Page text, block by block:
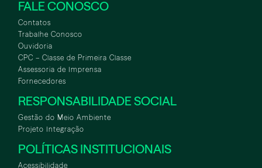
FALE CONOSCO
Contatos
Trabalhe Conosco
Ouvidoria
CPC – Classe de Primeira Classe
Assessoria de Imprensa
Fornecedores
RESPONSABILIDADE SOCIAL
Gestão do Meio Ambiente
Projeto Integração
POLÍTICAS INSTITUCIONAIS
Acessibilidade